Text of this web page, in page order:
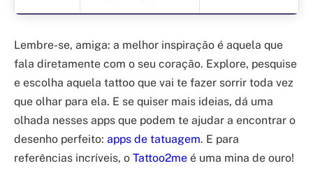
Lembre-se, amiga: a melhor inspiração é aquela que
fala diretamente com o seu coração. Explore, pesquise
e escolha aquela tattoo que vai te fazer sorrir toda vez
que olhar para ela. E se quiser mais ideias, dá uma
olhada nesses apps que podem te ajudar a encontrar o
desenho perfeito: apps de tatuagem. E para
referências incríveis, o Tattoo2me é uma mina de ouro!